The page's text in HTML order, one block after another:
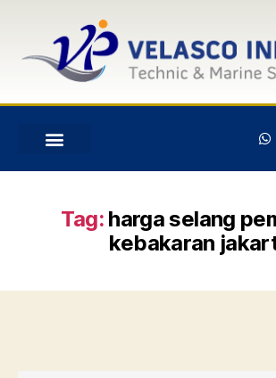
Tag: harga selang
kebakaran